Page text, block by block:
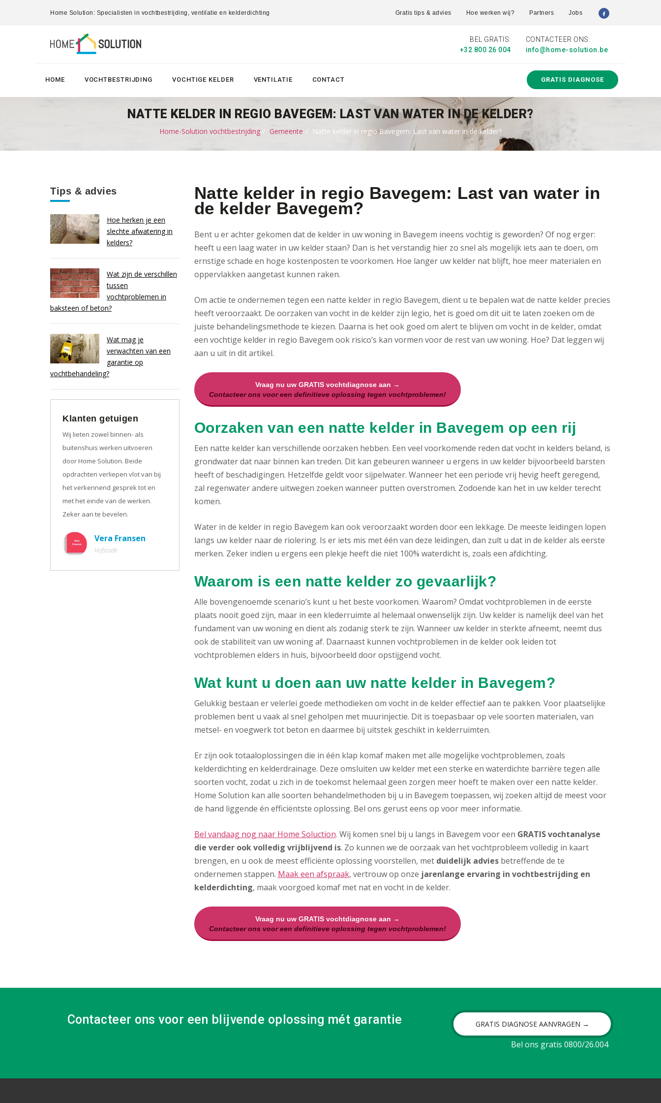
Home Solution: Specialisten in vochtbestrijding, ventilatie en kelderdichting Gratis tips & advies Hoe werken wij? Partners Jobs
BEL GRATIS:
+32 800 26 004
CONTACTEER ONS:
info@home-solution.be
HOME VOCHTBESTRIJDING VOCHTIGE KELDER VENTILATIE CONTACT GRATIS DIAGNOSE
NATTE KELDER IN REGIO BAVEGEM: LAST VAN WATER IN DE KELDER?
Home-Solution vochtbestrijding Gemeente Natte kelder in regio Bavegem: Last van water in de kelder?
Tips & advies
Hoe herken je een
slechte afwatering in
kelders?
Wat zijn de verschillen
tussen
vochtproblemen in
baksteen of beton?
Wat mag je
verwachten van een
garantie op
vochtbehandeling?
Klanten getuigen
Wij lieten zowel binnen- als
buitenshuis werken uitvoeren
door Home Solution. Beide
opdrachten verliepen vlot van bij
het verkennend gesprek tot en
met het einde van de werken.
Zeker aan te bevelen.
Vera Fransen
Hofstade
Natte kelder in regio Bavegem: Last van water in
de kelder Bavegem?
Bent u er achter gekomen dat de kelder in uw woning in Bavegem ineens vochtig is geworden? Of nog erger:
heeft u een laag water in uw kelder staan? Dan is het verstandig hier zo snel als mogelijk iets aan te doen, om
ernstige schade en hoge kostenposten te voorkomen. Hoe langer uw kelder nat blijft, hoe meer materialen en
oppervlakken aangetast kunnen raken.
Om actie te ondernemen tegen een natte kelder in regio Bavegem, dient u te bepalen wat de natte kelder precies
heeft veroorzaakt. De oorzaken van vocht in de kelder zijn legio, het is goed om dit uit te laten zoeken om de
juiste behandelingsmethode te kiezen. Daarna is het ook goed om alert te blijven om vocht in de kelder, omdat
een vochtige kelder in regio Bavegem ook risico’s kan vormen voor de rest van uw woning. Hoe? Dat leggen wij
aan u uit in dit artikel.
Vraag nu uw GRATIS vochtdiagnose aan →
Contacteer ons voor een definitieve oplossing tegen vochtproblemen!
Oorzaken van een natte kelder in Bavegem op een rij
Een natte kelder kan verschillende oorzaken hebben. Een veel voorkomende reden dat vocht in kelders beland, is
grondwater dat naar binnen kan treden. Dit kan gebeuren wanneer u ergens in uw kelder bijvoorbeeld barsten
heeft of beschadigingen. Hetzelfde geldt voor sijpelwater. Wanneer het een periode vrij hevig heeft geregend,
zal regenwater andere uitwegen zoeken wanneer putten overstromen. Zodoende kan het in uw kelder terecht
komen.
Water in de kelder in regio Bavegem kan ook veroorzaakt worden door een lekkage. De meeste leidingen lopen
langs uw kelder naar de riolering. Is er iets mis met één van deze leidingen, dan zult u dat in de kelder als eerste
merken. Zeker indien u ergens een plekje heeft die niet 100% waterdicht is, zoals een afdichting.
Waarom is een natte kelder zo gevaarlijk?
Alle bovengenoemde scenario’s kunt u het beste voorkomen. Waarom? Omdat vochtproblemen in de eerste
plaats nooit goed zijn, maar in een klederruimte al helemaal onwenselijk zijn. Uw kelder is namelijk deel van het
fundament van uw woning en dient als zodanig sterk te zijn. Wanneer uw kelder in sterkte afneemt, neemt dus
ook de stabiliteit van uw woning af. Daarnaast kunnen vochtproblemen in de kelder ook leiden tot
vochtproblemen elders in huis, bijvoorbeeld door opstijgend vocht.
Wat kunt u doen aan uw natte kelder in Bavegem?
Gelukkig bestaan er velerlei goede methodieken om vocht in de kelder effectief aan te pakken. Voor plaatselijke
problemen bent u vaak al snel geholpen met muurinjectie. Dit is toepasbaar op vele soorten materialen, van
metsel- en voegwerk tot beton en daarmee bij uitstek geschikt in kelderruimten.
Er zijn ook totaaloplossingen die in één klap komaf maken met alle mogelijke vochtproblemen, zoals
kelderdichting en kelderdrainage. Deze omsluiten uw kelder met een sterke en waterdichte barrière tegen alle
soorten vocht, zodat u zich in de toekomst helemaal geen zorgen meer hoeft te maken over een natte kelder.
Home Solution kan alle soorten behandelmethoden bij u in Bavegem toepassen, wij zoeken altijd de meest voor
de hand liggende én efficiëntste oplossing. Bel ons gerust eens op voor meer informatie.
Bel vandaag nog naar Home Soluction. Wij komen snel bij u langs in Bavegem voor een GRATIS vochtanalyse
die verder ook volledig vrijblijvend is. Zo kunnen we de oorzaak van het vochtprobleem volledig in kaart
brengen, en u ook de meest efficiënte oplossing voorstellen, met duidelijk adviesbetreffende de te
ondernemen stappen. Maak een afspraak, vertrouw op onze jarenlange ervaring in vochtbestrijding en
kelderdichting, maak voorgoed komaf met nat en vocht in de kelder.
Vraag nu uw GRATIS vochtdiagnose aan →
Contacteer ons voor een definitieve oplossing tegen vochtproblemen!
Contacteer ons voor een blijvende oplossing mét garantie GRATIS DIAGNOSE AANVRAGEN →
Bel ons gratis 0800/26.004